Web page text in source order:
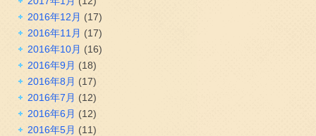
2016年12月 (17)
2016年11月 (17)
2016年10月 (16)
2016年9月 (18)
2016年8月 (17)
2016年7月 (12)
2016年6月 (12)
2016年5月 (11)